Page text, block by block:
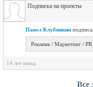
Подписка на проекты
Павел Клубникин
Реклама / Маркетинг /
14 лет назад
Все